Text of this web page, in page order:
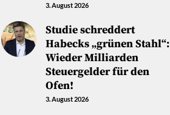
3. August 2026
Studie schreddert
Habecks „grünen Stahl“:
Wieder Milliarden
Steuergelder für den
Ofen!
3. August 2026